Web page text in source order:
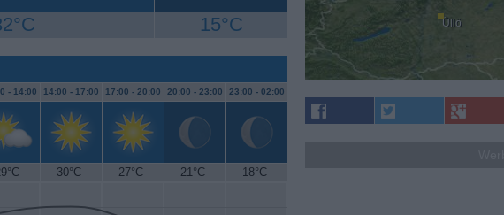
15°C
- 14:00 14:00 - 17:00 17:00 - 20:00 20:00 - 23:00 23:00 - 02:00
30°C 27°C 21°C 18°C
Üllö